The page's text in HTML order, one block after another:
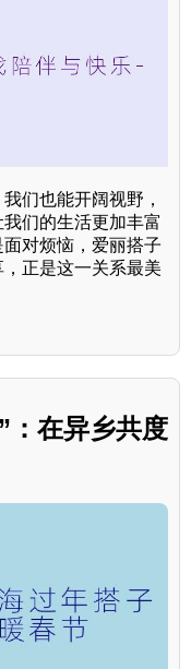
们也能开阔视野，
们的生活更加丰富
对烦恼，爱丽搭子
正是这一关系最美
：在异乡共度